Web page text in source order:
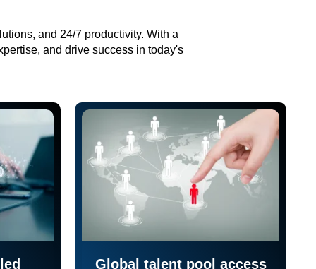
and 24/7 productivity. With a
and drive success in today's
Global talent pool access